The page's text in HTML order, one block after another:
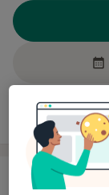
Experiência
Experiência